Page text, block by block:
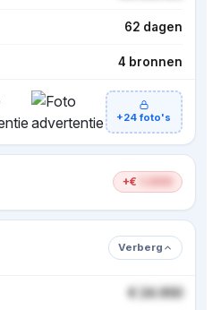
62 dagen
4 bronnen
+24 foto's
+€
Verberg
€ 24.950